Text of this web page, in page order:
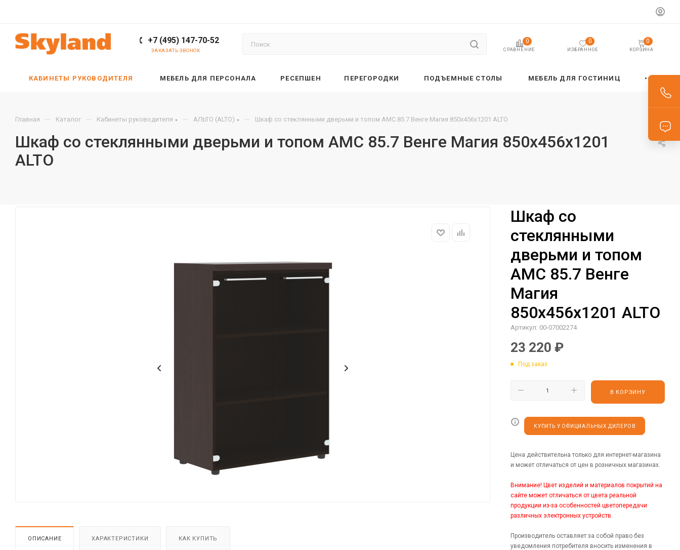
+7 (495) 147-70-52
ЗАКАЗАТЬ ЗВОНОК СРАВНЕНИЕ
0
ИЗБРАННОЕ
0
КОРЗИНА
0
КАБИНЕТЫ РУКОВОДИТЕЛЯ МЕБЕЛЬ ДЛЯ ПЕРСОНАЛА РЕСЕПШЕН ПЕРЕГОРОДКИ ПОДЪЕМНЫЕ СТОЛЫ МЕБЕЛЬ ДЛЯ ГОСТИНИЦ
Главная — Каталог — Кабинеты руководителя — АЛЬТО (ALTO) — Шкаф со стеклянными дверьми и топом AMC 85.7 Венге Магия 850х456х1201 ALTO
Шкаф со стеклянными дверьми и топом AMC 85.7 Венге Магия 850х456х1201
ALTO
ОПИСАНИЕ ХАРАКТЕРИСТИКИ КАК КУПИТЬ
Шкаф со
стеклянными
дверьми и топом
AMC 85.7 Венге
Магия
850х456х1201 ALTO
Артикул: 00-07002274
23 220 ₽
Под заказ
В КОРЗИНУ
КУПИТЬ У ОФИЦИАЛЬНЫХ ДИЛЕРОВ
Цена действительна только для интернет-магазина
и может отличаться от цен в розничных магазинах.
Внимание! Цвет изделий и материалов покрытий на
сайте может отличаться от цвета реальной
продукции из-за особенностей цветопередачи
различных электронных устройств.
Производитель оставляет за собой право без
уведомления потребителя вносить изменения в